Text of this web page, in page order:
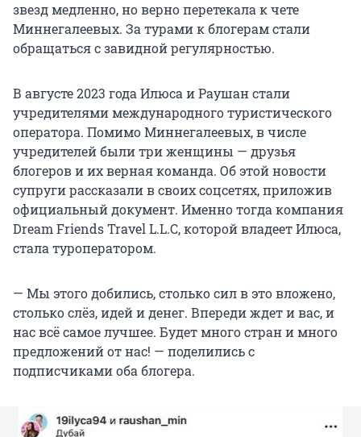
звезд медленно, но верно перетекала к чете
Миннегалеевых. За турами к блогерам стали
обращаться с завидной регулярностью.
В августе 2023 года Илюса и Раушан стали
учредителями международного туристического
оператора. Помимо Миннегалеевых, в числе
учредителей были три женщины — друзья
блогеров и их верная команда. Об этой новости
супруги рассказали в своих соцсетях, приложив
официальный документ. Именно тогда компания
Dream Friends Travel L.L.C, которой владеет Илюса,
стала туроператором.
— Мы этого добились, столько сил в это вложено,
столько слёз, идей и денег. Впереди ждет и вас, и
нас всё самое лучшее. Будет много стран и много
предложений от нас! — поделились с
подписчиками оба блогера.